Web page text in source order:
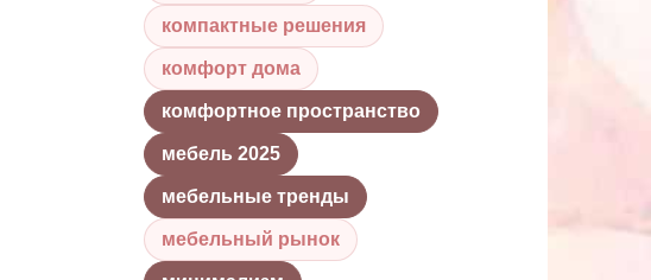
компактные решения
комфорт дома
комфортное пространство
мебель 2025
мебельные тренды
мебельный рынок